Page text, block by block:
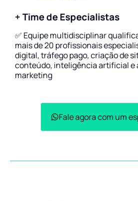
+ Time de Especialistas
✅ Equipe multidisciplinar
mais de 20 profissionais
digital, tráfego pago, criação de
conteúdo, inteligência artificial e
marketing
Fale agora com um